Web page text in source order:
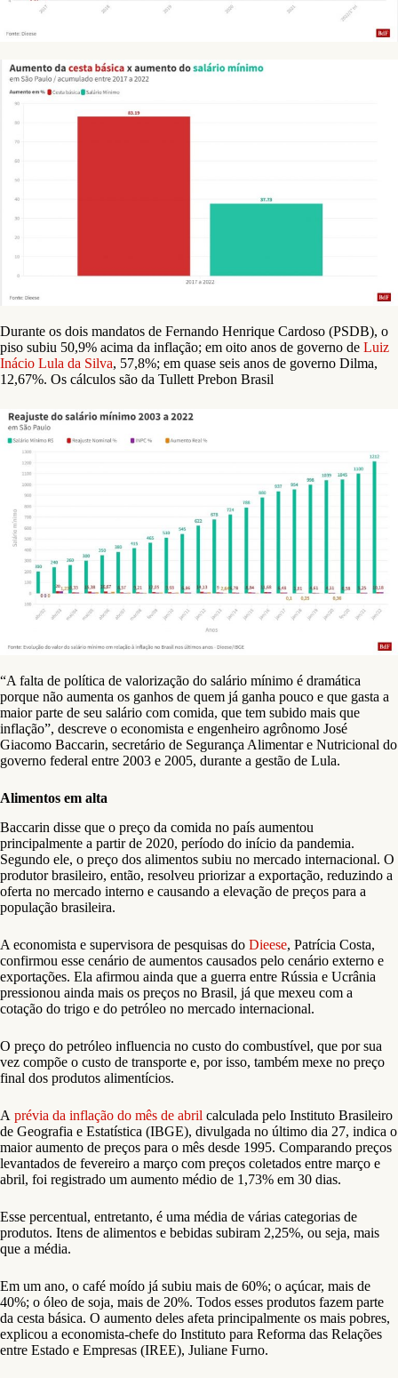
Durante os dois mandatos de Fernando Henrique Cardoso (PSDB), o
piso subiu 50,9% acima da inflação; em oito anos de governo de Luiz
Inácio Lula da Silva, 57,8%; em quase seis anos de governo Dilma,
12,67%. Os cálculos são da Tullett Prebon Brasil
“A falta de política de valorização do salário mínimo é dramática
porque não aumenta os ganhos de quem já ganha pouco e que gasta a
maior parte de seu salário com comida, que tem subido mais que
inflação”, descreve o economista e engenheiro agrônomo José
Giacomo Baccarin, secretário de Segurança Alimentar e Nutricional do
governo federal entre 2003 e 2005, durante a gestão de Lula.
Alimentos em alta
Baccarin disse que o preço da comida no país aumentou
principalmente a partir de 2020, período do início da pandemia.
Segundo ele, o preço dos alimentos subiu no mercado internacional. O
produtor brasileiro, então, resolveu priorizar a exportação, reduzindo a
oferta no mercado interno e causando a elevação de preços para a
população brasileira.
A economista e supervisora de pesquisas do Dieese, Patrícia Costa,
confirmou esse cenário de aumentos causados pelo cenário externo e
exportações. Ela afirmou ainda que a guerra entre Rússia e Ucrânia
pressionou ainda mais os preços no Brasil, já que mexeu com a
cotação do trigo e do petróleo no mercado internacional.
O preço do petróleo influencia no custo do combustível, que por sua
vez compõe o custo de transporte e, por isso, também mexe no preço
final dos produtos alimentícios.
A prévia da inflação do mês de abril calculada pelo Instituto Brasileiro
de Geografia e Estatística (IBGE), divulgada no último dia 27, indica o
maior aumento de preços para o mês desde 1995. Comparando preços
levantados de fevereiro a março com preços coletados entre março e
abril, foi registrado um aumento médio de 1,73% em 30 dias.
Esse percentual, entretanto, é uma média de várias categorias de
produtos. Itens de alimentos e bebidas subiram 2,25%, ou seja, mais
que a média.
Em um ano, o café moído já subiu mais de 60%; o açúcar, mais de
40%; o óleo de soja, mais de 20%. Todos esses produtos fazem parte
da cesta básica. O aumento deles afeta principalmente os mais pobres,
explicou a economista-chefe do Instituto para Reforma das Relações
entre Estado e Empresas (IREE), Juliane Furno.